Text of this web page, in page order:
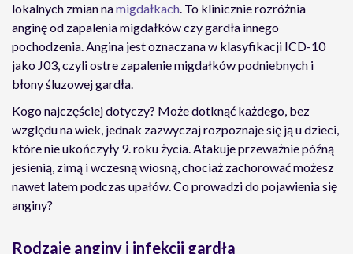
lokalnych zmian namigdałkach. To klinicznie rozróżnia
anginę od zapalenia migdałków czy gardła innego
pochodzenia. Angina jest oznaczana w klasyfikacji ICD-10
jako J03, czyli ostre zapalenie migdałków podniebnych i
błony śluzowej gardła.
Kogo najczęściej dotyczy? Może dotknąć każdego, bez
względu na wiek, jednak zazwyczaj rozpoznaje się ją u dzieci,
które nie ukończyły 9. roku życia. Atakuje przeważnie późną
jesienią, zimą i wczesną wiosną, chociaż zachorować możesz
nawet latem podczas upałów. Co prowadzi do pojawienia się
anginy?
Rodzaje anginy i infekcji gardła